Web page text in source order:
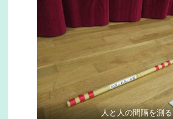
人と人の間隔を測る